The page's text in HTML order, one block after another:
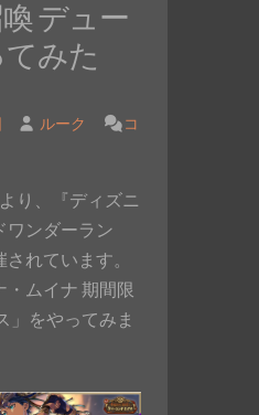
デュー
みた
ルーク
コ
より、『ディズニ
ワンダーラン
されています。
・ムイナ 期間限
」をやってみま